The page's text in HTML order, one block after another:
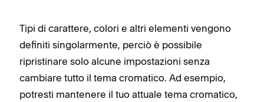
Tipi di carattere, colori e altri elementi vengono
definiti singolarmente, perciò è possibile
ripristinare solo alcune impostazioni senza
cambiare tutto il tema cromatico. Ad esempio,
potresti mantenere il tuo attuale tema cromatico,